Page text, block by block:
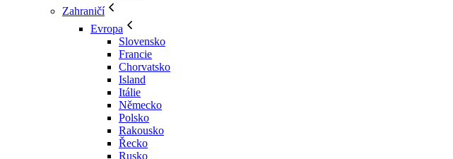
Zahraničí
Evropa
Slovensko
Francie
Chorvatsko
Island
Itálie
Německo
Polsko
Rakousko
Řecko
Rusko